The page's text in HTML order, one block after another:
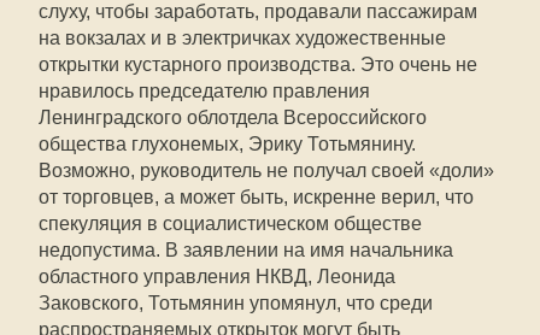
слуху, чтобы заработать, продавали пассажирам
на вокзалах и в электричках художественные
открытки кустарного производства. Это очень не
нравилось председателю правления
Ленинградского облотдела Всероссийского
общества глухонемых, Эрику Тотьмянину.
Возможно, руководитель не получал своей «доли»
от торговцев, а может быть, искренне верил, что
спекуляция в социалистическом обществе
недопустима. В заявлении на имя начальника
областного управления НКВД, Леонида
Заковского, Тотьмянин упомянул, что среди
распространяемых открыток могут быть